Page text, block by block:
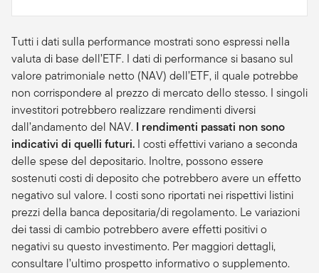
Tutti i dati sulla performance mostrati sono espressi nella
valuta di base dell’ETF. I dati di performance si basano sul
valore patrimoniale netto (NAV) dell’ETF, il quale potrebbe
non corrispondere al prezzo di mercato dello stesso. I singoli
investitori potrebbero realizzare rendimenti diversi
dall’andamento del NAV. I rendimenti passati non sono
indicativi di quelli futuri. I costi effettivi variano a seconda
delle spese del depositario. Inoltre, possono essere
sostenuti costi di deposito che potrebbero avere un effetto
negativo sul valore. I costi sono riportati nei rispettivi listini
prezzi della banca depositaria/di regolamento. Le variazioni
dei tassi di cambio potrebbero avere effetti positivi o
negativi su questo investimento. Per maggiori dettagli,
consultare l’ultimo prospetto informativo o supplemento.